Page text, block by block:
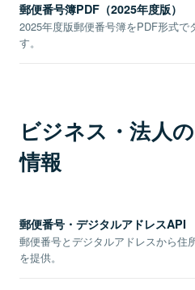
郵便番号簿PDF（2025年度版）
2025年度版郵便番号簿をPDF形式で
す。
ビジネス・法人
情報
郵便番号・デジタルアドレスAPI
郵便番号とデジタルアドレスから住
を提供。